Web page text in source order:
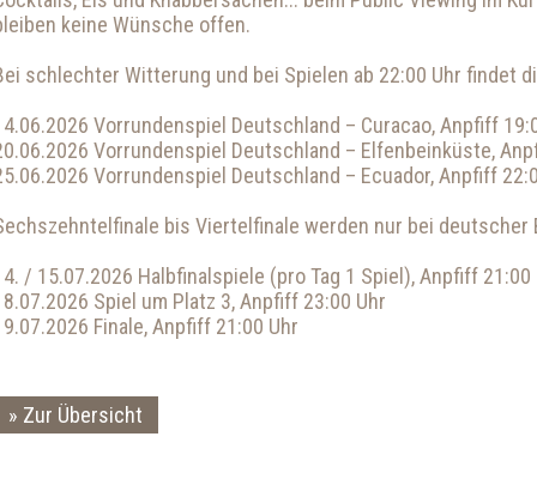
keine Wünsche offen.
schlechter Witterung und bei Spielen ab 22:00 Uhr findet
Vorrundenspiel Deutschland – Curacao, Anpfiff
Vorrundenspiel Deutschland – Elfenbeinküste,
Vorrundenspiel Deutschland – Ecuador, Anpfiff
bis Viertelfinale werden nur bei deutscher
/ 15.07.2026 Halbfinalspiele (pro Tag 1 Spiel), Anpfiff 21:00
Spiel um Platz 3, Anpfiff 23:00 Uhr
Finale, Anpfiff 21:00 Uhr
Zur Übersicht